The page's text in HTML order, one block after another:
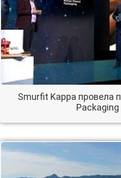
Smurfit Kappa провела